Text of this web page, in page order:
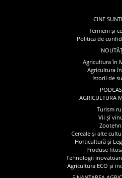
CINE
Termeni și
Politica de
Agricultura în
Agricultura
Istorii de
AGRICULTURA
Turism
Vii și
Cereale și alte
Horticultură și
Produse
Tehnologii
Agricultura ECO și